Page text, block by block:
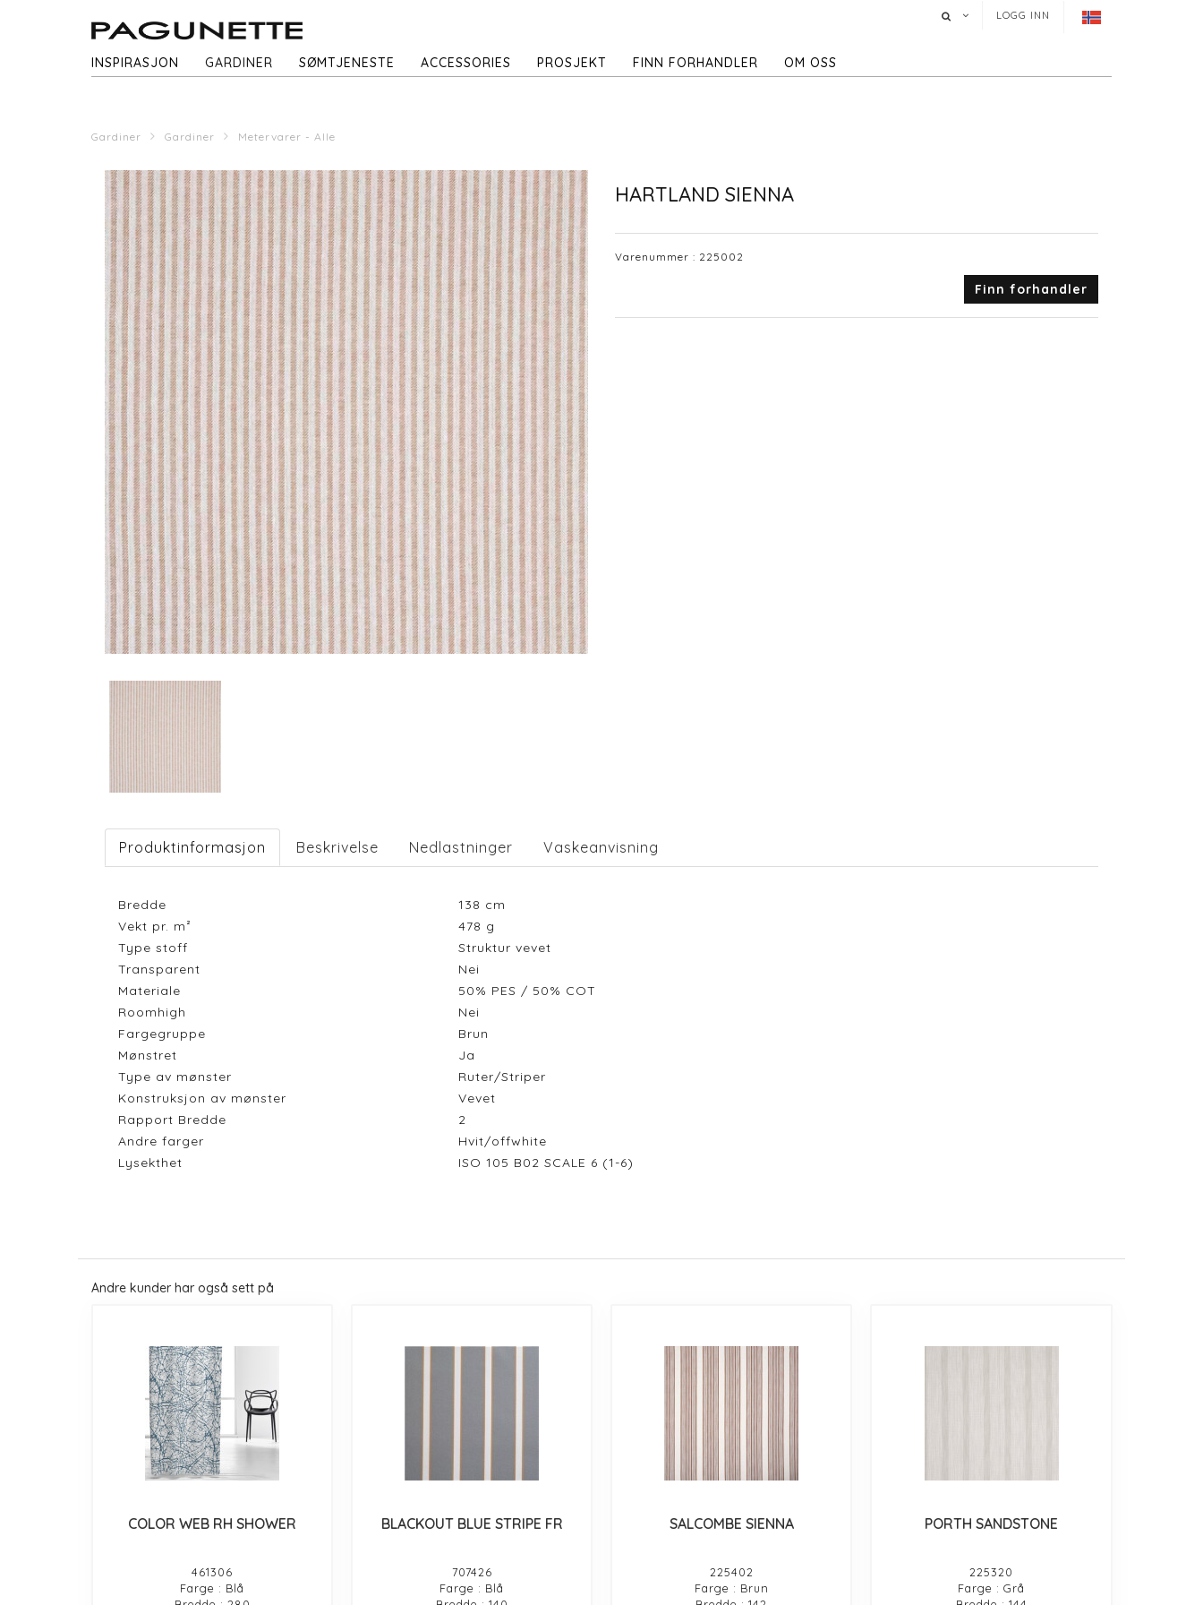
LOGG INN
INSPIRASJON GARDINER SØMTJENESTE ACCESSORIES PROSJEKT FINN FORHANDLER OM OSS
Gardiner Gardiner Metervarer - Alle
HARTLAND SIENNA
Varenummer : 225002
Finn forhandler
Produktinformasjon Beskrivelse Nedlastninger Vaskeanvisning
Bredde 138 cm
Vekt pr. m²
478 g
Type stoff
Struktur vevet
Transparent
Nei
Materiale
50% PES / 50% COT
Roomhigh
Nei
Fargegruppe
Brun
Mønstret
Ja
Type av mønster
Ruter/Striper
Konstruksjon av mønster
Vevet
Rapport Bredde
2
Andre farger
Hvit/offwhite
Lysekthet
ISO 105 B02 SCALE 6 (1-6)
Andre kunder har også sett på
COLOR WEB RH SHOWER
461306
Farge : Blå
BLACKOUT BLUE STRIPE FR
707426
Farge : Blå
SALCOMBE SIENNA
225402
Farge : Brun
PORTH SANDSTONE
225320
Farge : Grå